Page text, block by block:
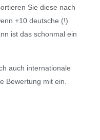
Sie diese nach
+10 deutsche (!)
ist das schonmal ein
auch internationale
Bewertung mit ein.